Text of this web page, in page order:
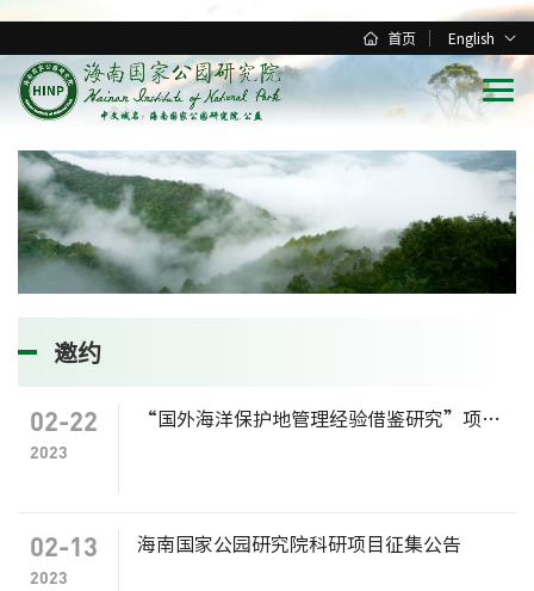
首页 English
邀约
02-22
2023
“国外海洋保护地管理经验借鉴研究”项目征集公告
02-13
2023
海南国家公园研究院科研项目征集公告